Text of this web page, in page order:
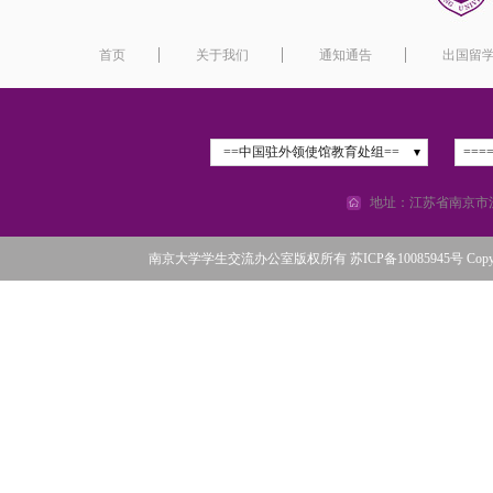
首页 关于我们 通知通告 出国留
==中国驻外领使馆教育处组==
地址：江苏省南京市
南京大学学生交流办公室版权所有 苏ICP备10085945号